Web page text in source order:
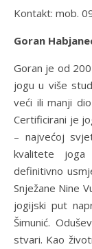
Kontakt: mob.
Goran
Goran je od
jogu u više
veći ili manji
Certificirani je
– najvećoj
kvalitete
definitivno
Snježane Nine
jogijski put
Šimunić.
stvari. Kao